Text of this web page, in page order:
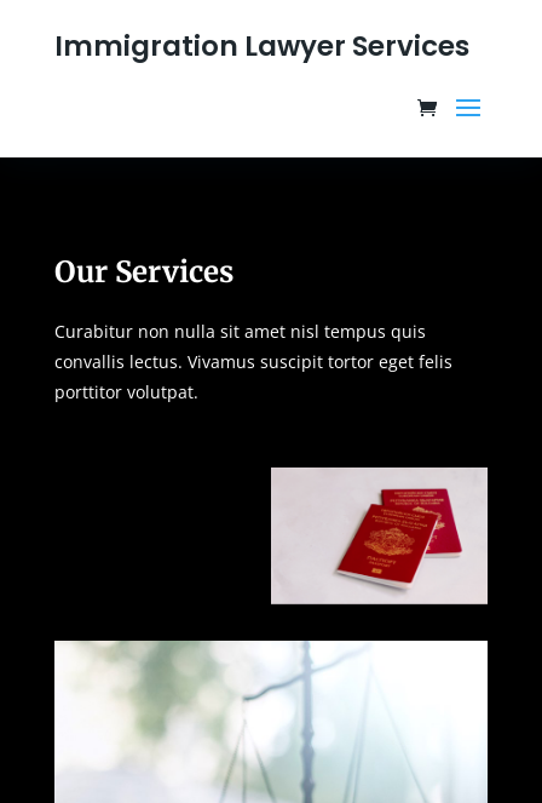
Immigration Lawyer Services
Our Services
Curabitur non nulla sit amet nisl tempus quis
convallis lectus. Vivamus suscipit tortor eget felis
porttitor volutpat.